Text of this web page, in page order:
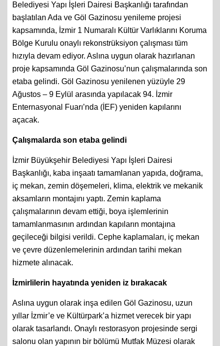
Belediyesi Yapı İşleri Dairesi Başkanlığı tarafından
başlatılan Ada ve Göl Gazinosu yenileme projesi
kapsamında, İzmir 1 Numaralı Kültür Varlıklarını Koruma
Bölge Kurulu onaylı rekonstrüksiyon çalışması tüm
hızıyla devam ediyor. Aslına uygun olarak hazırlanan
proje kapsamında Göl Gazinosu’nun çalışmalarında son
etaba gelindi. Göl Gazinosu yenilenen yüzüyle 29
Ağustos – 9 Eylül arasında yapılacak 94. İzmir
Enternasyonal Fuarı’nda (İEF) yeniden kapılarını
açacak.
Çalışmalarda son etaba gelindi
İzmir Büyükşehir Belediyesi Yapı İşleri Dairesi
Başkanlığı, kaba inşaatı tamamlanan yapıda, doğrama,
iç mekan, zemin döşemeleri, klima, elektrik ve mekanik
aksamların montajını yaptı. Zemin kaplama
çalışmalarının devam ettiği, boya işlemlerinin
tamamlanmasının ardından kapıların montajına
geçileceği bilgisi verildi. Cephe kaplamaları, iç mekan
ve çevre düzenlemelerinin ardından tarihi mekan
hizmete alınacak.
İzmirlilerin hayatında yeniden iz bırakacak
Aslına uygun olarak inşa edilen Göl Gazinosu, uzun
yıllar İzmir’e ve Kültürpark’a hizmet verecek bir yapı
olarak tasarlandı. Onaylı restorasyon projesinde sergi
salonu olan yapının bir bölümü Mutfak Müzesi olarak